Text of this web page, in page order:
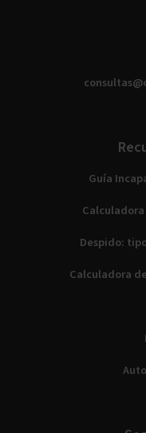
Guía
Despido:
Calculadora